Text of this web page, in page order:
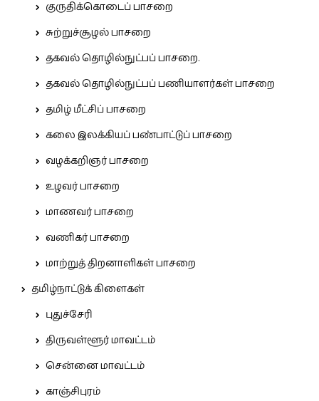
குருதிக்கொடைப் பாசறை
சுற்றுச்சூழல் பாசறை
தகவல் தொழில்நுட்பப் பாசறை.
தகவல் தொழில்நுட்பப் பணியாளர்கள் பாசறை
தமிழ் மீட்சிப் பாசறை
கலை இலக்கியப் பண்பாட்டுப் பாசறை
வழக்கறிஞர் பாசறை
உழவர் பாசறை
மாணவர் பாசறை
வணிகர் பாசறை
மாற்றுத் திறனாளிகள் பாசறை
தமிழ்நாட்டுக் கிளைகள்
புதுச்சேரி
திருவள்ளூர் மாவட்டம்
சென்னை மாவட்டம்
காஞ்சிபுரம்